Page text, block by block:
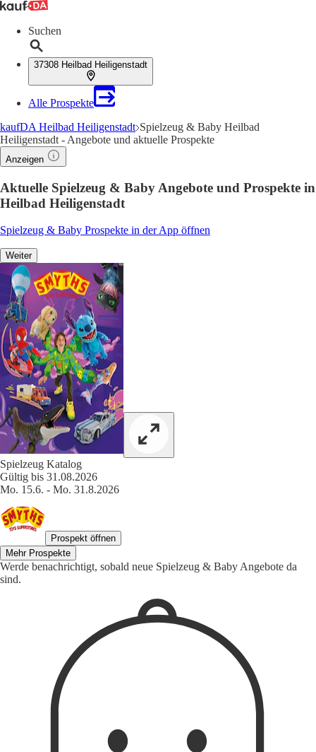
Suchen
37308 Heilbad Heiligenstadt
Alle Prospekte
kaufDA Heilbad Heiligenstadt Spielzeug & Baby Heilbad
Heiligenstadt - Angebote und aktuelle Prospekte
Anzeigen
Aktuelle Spielzeug & Baby Angebote und Prospekte in
Heilbad Heiligenstadt
Spielzeug & Baby Prospekte in der App öffnen
Weiter
Spielzeug Katalog
Gültig bis 31.08.2026
Mo. 15.6. - Mo. 31.8.2026
Prospekt öffnen
Mehr Prospekte
Werde benachrichtigt, sobald neue Spielzeug & Baby Angebote da
sind.